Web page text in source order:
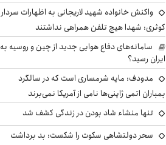
واکنش خانواده شهید لاریجانی به اظهارات سردار
کوثری: شهدا هیچ تلفن همراهی نداشتند
سامانه‌های دفاع هوایی جدید از چین و روسیه به
ایران رسید؟
مدودف: مایه شرمساری است که در سالگرد
بمباران اتمی ژاپنی‌ها نامی از آمریکا نمی‌برند
تنها منشاء شاد بودن در زندگی کشف شد
سحر دولتشاهی سکوت را شکست: بد برداشت